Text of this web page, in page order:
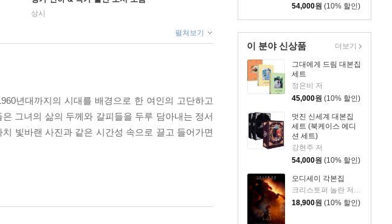
54,000원 (10% 할인)
이 분야 신상품
그대에게 드림 대본집
세트
정은비 저
45,000원 (10% 할인)
멋진 신세계 대본집
세트 (북케이스 에디
션 세트)
강현주 저
54,000원 (10% 할인)
오디세이 각본집
18,900원 (10% 할인)
더보기
상시
펼쳐보기
년대까지의 시대를 배경으로 한 여인의 고단하고
그녀의 삶의 두께와 갈피들을 두루 담아내는 정서
빛바랜 사진과 같은 시간성 속으로 끌고 들어가면